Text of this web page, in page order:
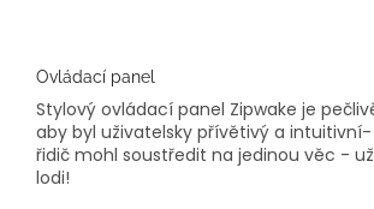
Ovládací panel
Stylový ovládací panel Zipwake je
aby byl uživatelsky přívětivý a intuitivní-
řidič mohl soustředit na jedinou věc -
lodi!